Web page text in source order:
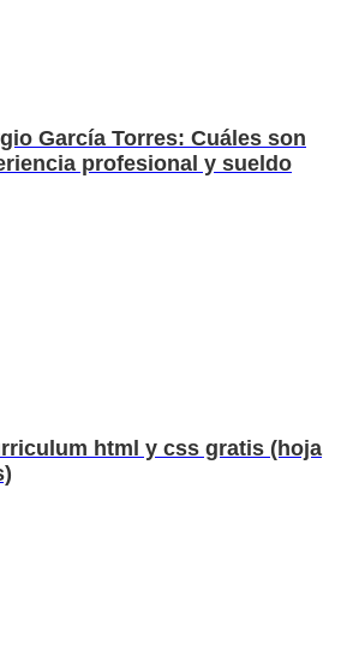
García Torres: Cuáles son
profesional y sueldo
html y css gratis (hoja